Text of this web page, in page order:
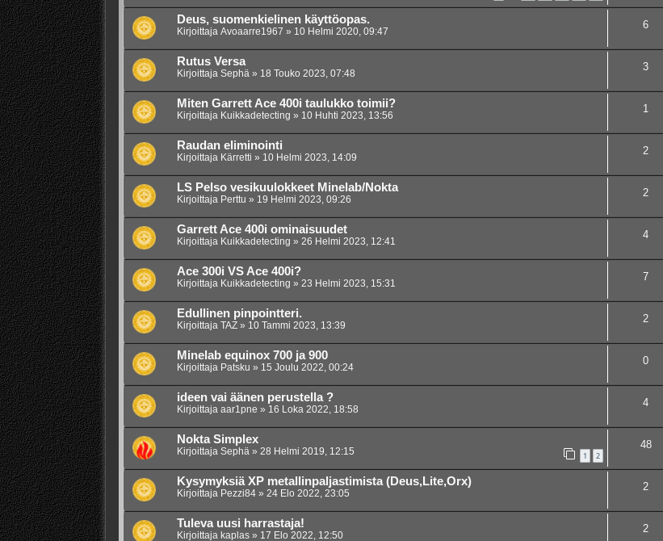
Deus, suomenkielinen käyttöopas.
Kirjoittaja Avoaarre1967 » 10 Helmi 2020, 09:47
6
Rutus Versa
Kirjoittaja Sephä» 18 Touko 2023, 07:48
3
Miten Garrett Ace 400i taulukko toimii?
Kirjoittaja Kuikkadetecting » 10 Huhti 2023, 13:56
1
Raudan eliminointi
Kirjoittaja Kärretti » 10 Helmi 2023, 14:09
2
LS Pelso vesikuulokkeet Minelab/Nokta
Kirjoittaja Perttu » 19 Helmi 2023, 09:26
2
Garrett Ace 400i ominaisuudet
Kirjoittaja Kuikkadetecting » 26 Helmi 2023, 12:41
4
Ace 300i VS Ace 400i?
Kirjoittaja Kuikkadetecting » 23 Helmi 2023, 15:31
7
Edullinen pinpointteri.
Kirjoittaja TAZ» 10 Tammi 2023, 13:39
2
Minelab equinox 700 ja 900
Kirjoittaja Patsku » 15 Joulu 2022, 00:24
0
ideen vai äänen perustella ?
Kirjoittaja aar1pne » 16 Loka 2022, 18:58
4
Nokta Simplex
Kirjoittaja Sephä» 28 Helmi 2019, 12:15 1 2
48
Kysymyksiä XP metallinpaljastimista (Deus,Lite,Orx)
Kirjoittaja Pezzi84» 24 Elo 2022, 23:05
2
Tuleva uusi harrastaja!
Kirjoittaja kaplas» 17 Elo 2022, 12:50
2